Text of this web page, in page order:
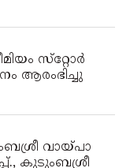
സ്‌റ്റോർ
ആരംഭിച്ചു
വായ്പാ
കുടുംബശ്രീ